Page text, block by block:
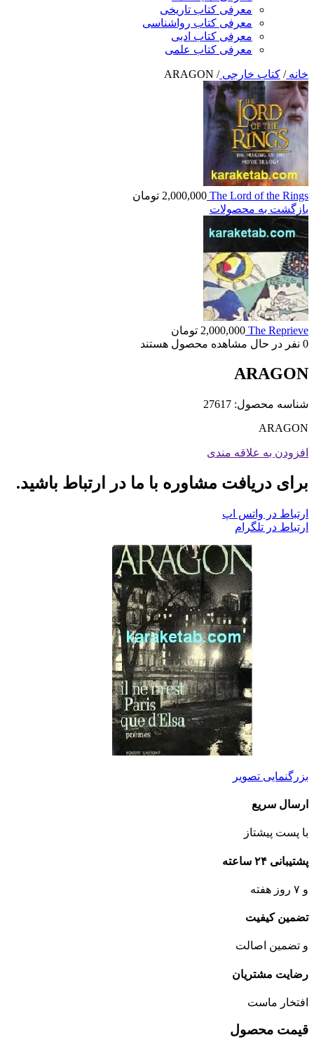
معرفی کتاب تاریخی
معرفی کتاب رواشناسی
معرفی کتاب ادبی
معرفی کتاب علمی
خانه/ کتاب خارجی/
ARAGON
The Lord of the Rings
2,000,000 تومان
بازگشت به محصولات
The Reprieve
2,000,000 تومان
0 نفر در حال مشاهده محصول هستند
ARAGON
شناسه محصول: 27617
ARAGON
افزودن به علاقه مندی
برای دریافت مشاوره با ما در ارتباط باشید.
ارتباط در واتس اپ
ارتباط در تلگرام
بزرگنمایی تصویر
ارسال سریع
با پست پیشتاز
پشتیبانی ۲۴ ساعته
و ۷ روز هفته
تضمین کیفیت
و تضمین اصالت
رضایت مشتریان
افتخار ماست
قیمت محصول